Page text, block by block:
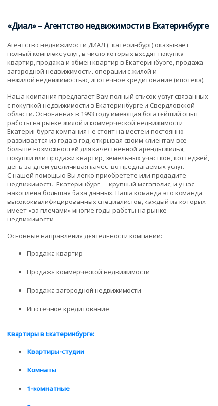
«Диал» – Агентство недвижимости в Екатеринбурге
Агентство недвижимости ДИАЛ (Екатеринбург) оказывает
полный комплекс услуг, в число которых входят покупка
квартир, продажа и обмен квартир в Екатеринбурге, продажа
загородной недвижимости, операции с жилой и
нежилой недвижимостью, ипотечное кредитование (ипотека).
Наша компания предлагает Вам полный список услуг связанных
с покупкой недвижимости в Екатеринбурге и Свердловской
области. Основанная в 1993 году имеющая богатейший опыт
работы на рынке жилой и коммерческой недвижимости
Екатеринбурга компания не стоит на месте и постоянно
развивается из года в год, открывая своим клиентам все
больше возможностей для качественной аренды жилья,
покупки или продажи квартир, земельных участков, коттеджей,
день за днем увеличивая качество предлагаемых услуг.
С нашей помощью Вы легко приобретете или продадите
недвижимость. Екатеринбург — крупный мегаполис, и у нас
накоплена большая база данных. Наша команда это команда
высококвалифицированных специалистов, каждый из которых
имеет «за плечами» многие годы работы на рынке
недвижимости.
Основные направления деятельности компании:
Продажа квартир
Продажа коммерческой недвижимости
Продажа загородной недвижимости
Ипотечное кредитование
Квартиры в Екатеринбурге:
Квартиры-студии
Комнаты
1-комнатные